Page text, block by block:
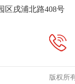
区戌浦北路408号
版权所